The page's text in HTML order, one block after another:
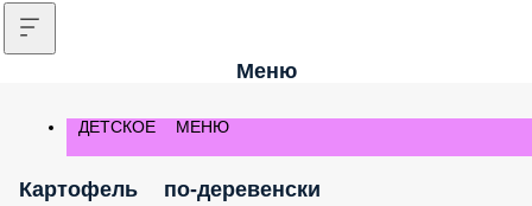
Меню
ДЕТСКОЕ МЕНЮ
Картофель по-деревенски